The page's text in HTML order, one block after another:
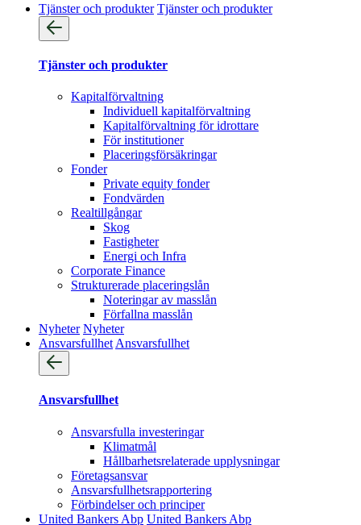
Tjänster och produkter Tjänster och produkter
Tjänster och produkter
Kapitalförvaltning
Individuell kapitalförvaltning
Kapitalförvaltning för idrottare
För institutioner
Placeringsförsäkringar
Fonder
Private equity fonder
Fondvärden
Realtillgångar
Skog
Fastigheter
Energi och Infra
Corporate Finance
Strukturerade placeringslån
Noteringar av masslån
Förfallna masslån
Nyheter Nyheter
Ansvarsfullhet Ansvarsfullhet
Ansvarsfullhet
Ansvarsfulla investeringar
Klimatmål
Hållbarhetsrelaterade upplysningar
Företagsansvar
Ansvarsfullhets­rapportering
Förbindelser och principer
United Bankers Abp United Bankers Abp